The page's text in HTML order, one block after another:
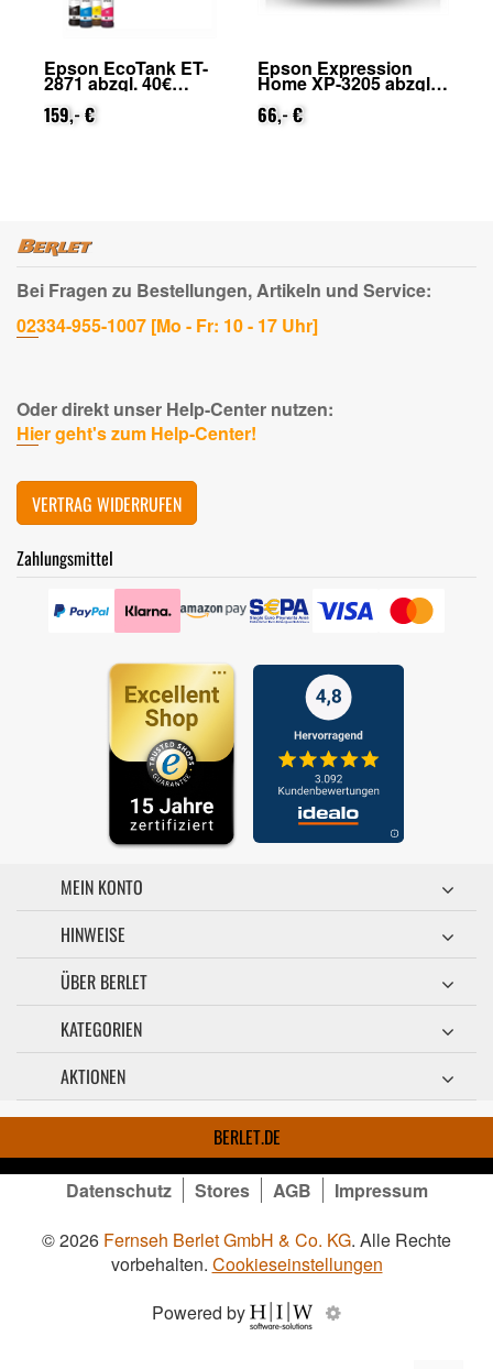
Epson EcoTank ET-
2871 abzgl. 40€
Cashback (von Epson
nach Registrierung)
159,- €
Epson Expression
Home XP-3205 abzgl.
25€ Cashback (von
Epson nach
Registrierung)
66,- €
Bei Fragen zu Bestellungen, Artikeln und Service:
02334-955-1007 [Mo - Fr: 10 - 17 Uhr]
Oder direkt unser Help-Center nutzen:
Hier geht's zum Help-Center!
VERTRAG WIDERRUFEN
Zahlungsmittel
MEIN KONTO
HINWEISE
ÜBER BERLET
KATEGORIEN
AKTIONEN
BERLET.DE
Datenschutz Stores AGB
Impressum
© 2026 Fernseh Berlet GmbH & Co. KG. Alle Rechte
vorbehalten. Cookieseinstellungen
Powered by